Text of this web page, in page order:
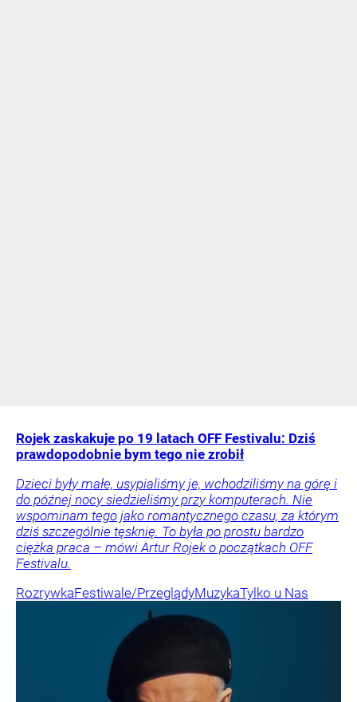
Rojek zaskakuje po 19 latach OFF Festivalu: Dziś
prawdopodobnie bym tego nie zrobił
Dzieci były małe, usypialiśmy je, wchodziliśmy na górę i
do późnej nocy siedzieliśmy przy komputerach. Nie
wspominam tego jako romantycznego czasu, za którym
dziś szczególnie tęsknię. To była po prostu bardzo
ciężka praca – mówi Artur Rojek o początkach OFF
Festivalu.
RozrywkaFestiwale/PrzeglądyMuzykaTylko u Nas